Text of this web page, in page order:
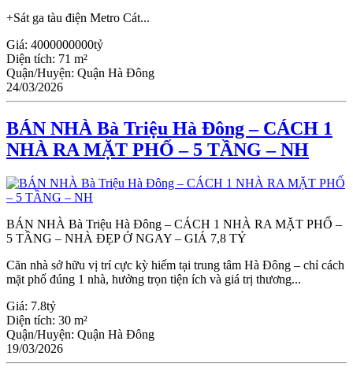
+Sát ga tàu điện Metro Cát...
Giá: 4000000000tỷ
Diện tích: 71 m²
Quận/Huyện: Quận Hà Đông
24/03/2026
BÁN NHÀ Bà Triệu Hà Đông – CÁCH 1
NHÀ RA MẶT PHỐ – 5 TẦNG – NH
BÁN NHÀ Bà Triệu Hà Đông – CÁCH 1 NHÀ RA MẶT PHỐ –
5 TẦNG – NHÀ ĐẸP Ở NGAY – GIÁ 7,8 TỶ
Căn nhà sở hữu vị trí cực kỳ hiếm tại trung tâm Hà Đông – chỉ cách
mặt phố đúng 1 nhà, hưởng trọn tiện ích và giá trị thương...
Giá: 7.8tỷ
Diện tích: 30 m²
Quận/Huyện: Quận Hà Đông
19/03/2026